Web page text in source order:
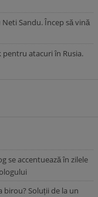
Sandu. Încep să vină
pentru atacuri în Rusia.
se accentuează în zilele
birou? Soluții de la un